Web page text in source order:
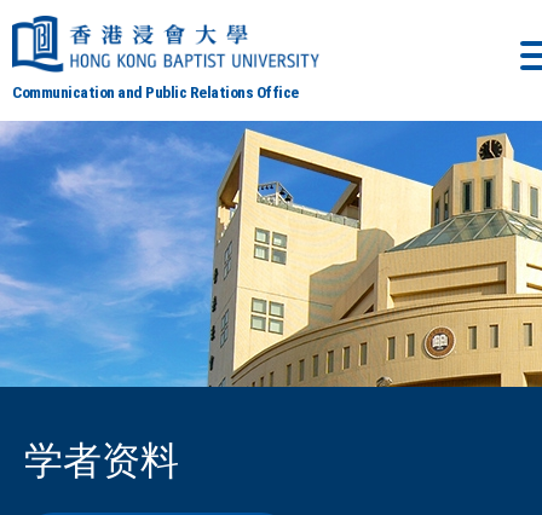
Communication and Public Relations Office
学者资料